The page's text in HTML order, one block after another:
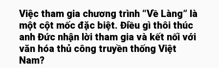
Việc tham gia chương trình “Về Làng” là
một cột mốc đặc biệt. Điều gì thôi thúc
anh Đức nhận lời tham gia và kết nối với
văn hóa thủ công truyền thống Việt
Nam?